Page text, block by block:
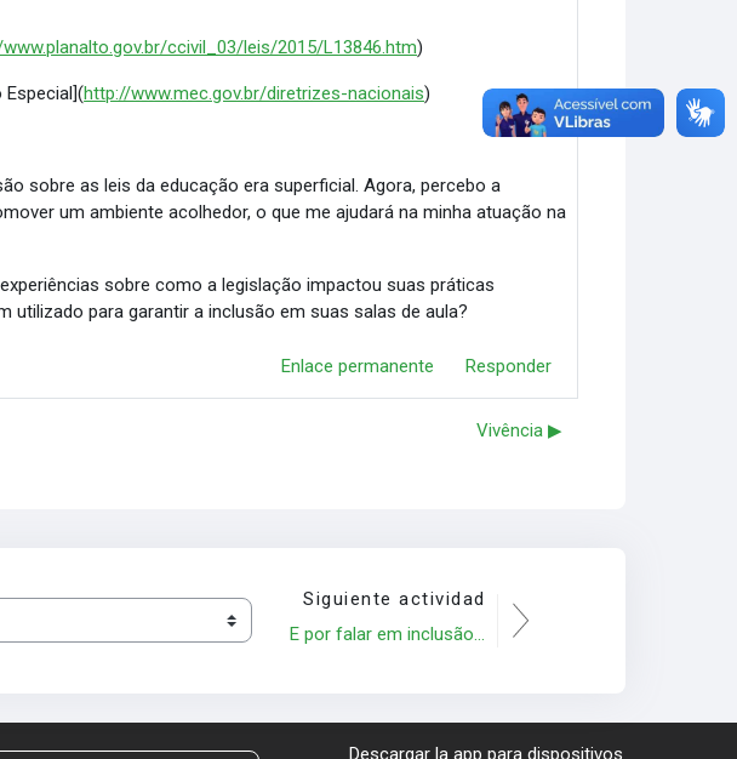
ccivil_03/leis/2015/L13846.htm)
Especial](http://www.mec.gov.br/diretrizes-nacionais)
sobre as leis da educação era superficial. Agora, percebo a
um ambiente acolhedor, o que me ajudará na minha atuação na
sobre como a legislação impactou suas práticas
utilizado para garantir a inclusão em suas salas de aula?
Enlace permanente Responder
Vivência ▶︎
Siguiente actividad
E por falar em inclusão...
Descargar la app para dispositivos